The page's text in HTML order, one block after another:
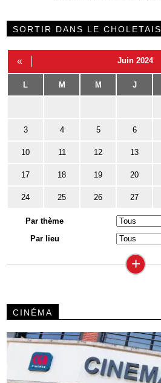
SORTIR DANS LE CHOLETAIS
« Juin 2024
L M M J
3 4 5 6
10 11 12 13
17 18 19 20
24 25 26 27
Par thème
Par lieu
+
CINÉMA